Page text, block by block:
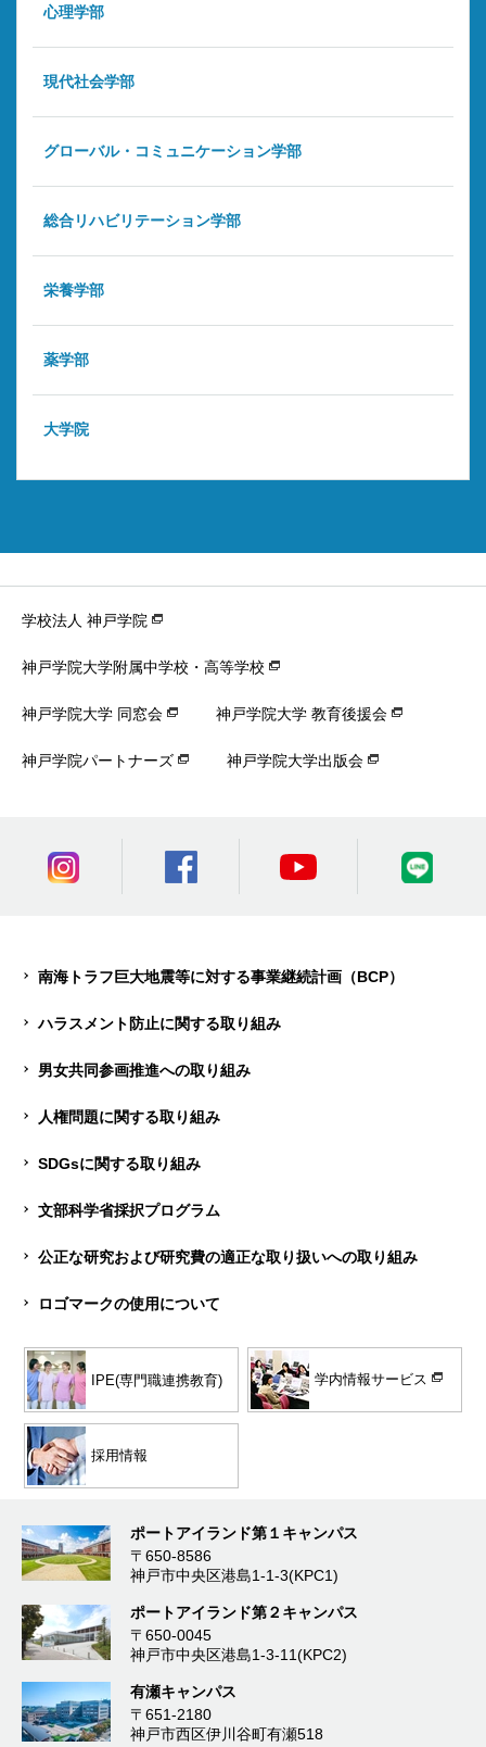
心理学部
現代社会学部
グローバル・コミュニケーション学部
総合リハビリテーション学部
栄養学部
薬学部
大学院
学校法人 神戸学院
神戸学院大学附属中学校・高等学校
神戸学院大学 同窓会 神戸学院大学 教育後援会
神戸学院パートナーズ 神戸学院大学出版会
南海トラフ巨大地震等に対する事業継続計画（BCP）
ハラスメント防止に関する取り組み
男女共同参画推進への取り組み
人権問題に関する取り組み
SDGsに関する取り組み
文部科学省採択プログラム
公正な研究および研究費の適正な取り扱いへの取り組み
ロゴマークの使用について
IPE(専門職連携教育) 学内情報サービス
採用情報
ポートアイランド第１キャンパス
〒650-8586
神戸市中央区港島1-1-3(KPC1)
ポートアイランド第２キャンパス
〒650-0045
神戸市中央区港島1-3-11(KPC2)
有瀬キャンパス
〒651-2180
神戸市西区伊川谷町有瀬518